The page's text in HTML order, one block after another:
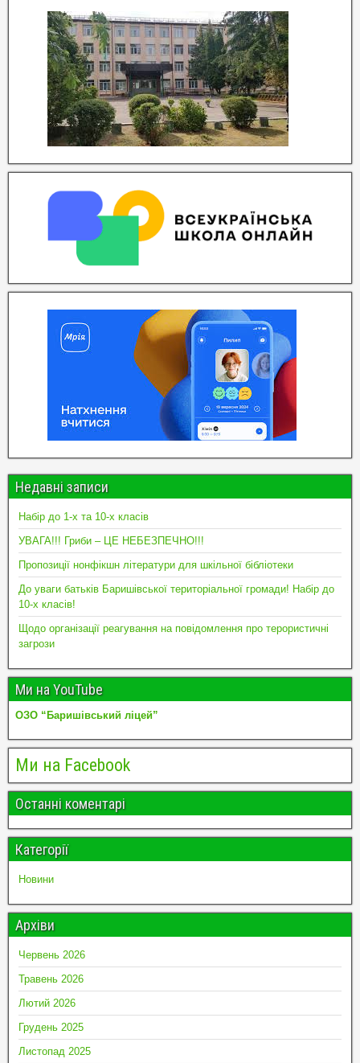
Недавні записи
Набір до 1-х та 10-х класів
УВАГА!!! Гриби – ЦЕ НЕБЕЗПЕЧНО!!!
Пропозиції нонфікшн літератури для шкільної бібліотеки
До уваги батьків Баришівської територіальної громади! Набір до
10-х класів!
Щодо організації реагування на повідомлення про терористичні
загрози
Ми на YouTube
ОЗО “Баришівський ліцей”
Ми на Facebook
Останні коментарі
Категорії
Новини
Архіви
Червень 2026
Травень 2026
Лютий 2026
Грудень 2025
Листопад 2025